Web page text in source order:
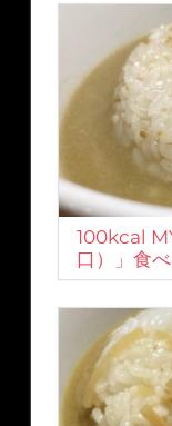
100kcal
口）」食